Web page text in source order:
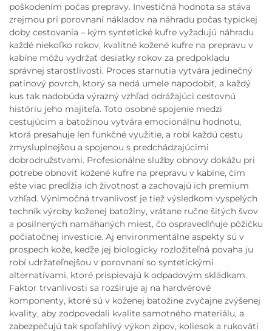
poškodením počas prepravy. Investičná hodnota sa stáva
zrejmou pri porovnaní nákladov na náhradu počas typickej
doby cestovania – kým syntetické kufre vyžadujú náhradu
každé niekoľko rokov, kvalitné kožené kufre na prepravu v
kabíne môžu vydržať desiatky rokov za predpokladu
správnej starostlivosti. Proces starnutia vytvára jedinečný
patinový povrch, ktorý sa nedá umele napodobiť, a každý
kus tak nadobúda výrazný vzhľad odrážajúci cestovnú
históriu jeho majiteľa. Toto osobné spojenie medzi
cestujúcim a batožinou vytvára emocionálnu hodnotu,
ktorá presahuje len funkčné využitie, a robí každú cestu
zmysluplnejšou a spojenou s predchádzajúcimi
dobrodružstvami. Profesionálne služby obnovy dokážu pri
potrebe obnoviť kožené kufre na prepravu v kabíne, čím
ešte viac predĺžia ich životnosť a zachovajú ich premium
vzhľad. Výnimočná trvanlivosť je tiež výsledkom vyspelých
techník výroby koženej batožiny, vrátane ručne šitých švov
a posilnených namáhaných miest, čo ospravedlňuje pôžičku
počiatočnej investície. Aj environmentálne aspekty sú v
prospech kože, keďže jej biologicky rozložiteľná povaha ju
robí udržateľnejšou v porovnaní so syntetickými
alternatívami, ktoré prispievajú k odpadovým skládkam.
Faktor trvanlivosti sa rozširuje aj na hardvérové
komponenty, ktoré sú v koženej batožine zvyčajne zvýšenej
kvality, aby zodpovedali kvalite samotného materiálu, a
zabezpečujú tak spoľahlivý výkon zipov, koliesok a rukovätí